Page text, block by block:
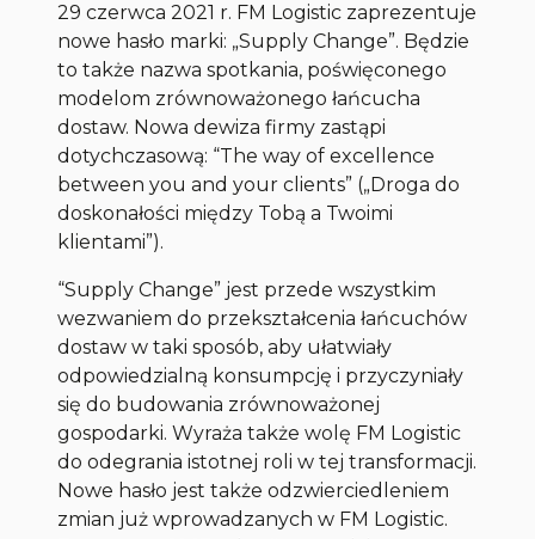
29 czerwca 2021 r. FM Logistic zaprezentuje
nowe hasło marki: „Supply Change”. Będzie
to także nazwa spotkania, poświęconego
modelom zrównoważonego łańcucha
dostaw. Nowa dewiza firmy zastąpi
dotychczasową: “The way of excellence
between you and your clients” („Droga do
doskonałości między Tobą a Twoimi
klientami”).
“Supply Change” jest przede wszystkim
wezwaniem do przekształcenia łańcuchów
dostaw w taki sposób, aby ułatwiały
odpowiedzialną konsumpcję i przyczyniały
się do budowania zrównoważonej
gospodarki. Wyraża także wolę FM Logistic
do odegrania istotnej roli w tej transformacji.
Nowe hasło jest także odzwierciedleniem
zmian już wprowadzanych w FM Logistic.